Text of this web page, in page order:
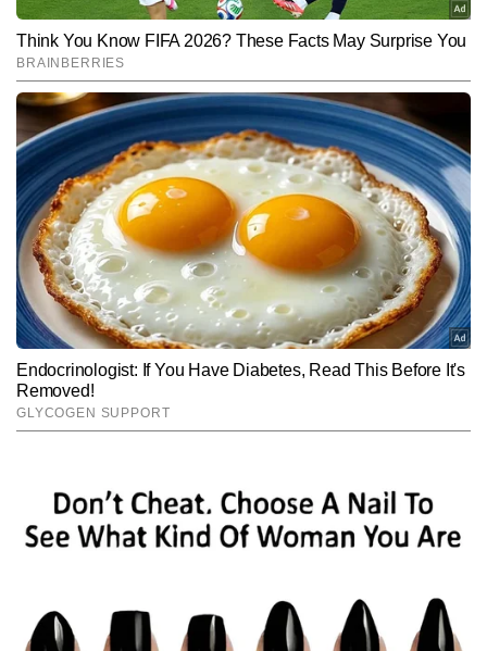
कुलदीप राघव AUTHOR
कुलदीप राघव प्रिंट और डिजिटल पत्रकारिता में 13 वर्षों से अधिक अनुभव का
रखने वाले पत्रकार हैं। टाइम्स नाउ नवभारत डिजिटल में वह एजुकेशन सेक्शन को
लीड कर रहे हैं। एजुकेशन सेक्टर की गहरी समझ और लगातार फील्ड-ओरिएंटेड
रिपोर्टिंग के कारण कुलदीप इस बीट के भरोसेमंद पत्रकारों में गिने जाते हैं। वे स्कूल
और उच्च शिक्षा, प्रतियोगी परीक्षाएं, एडमिशन और काउंसलिंग प्रोसेस, स्कॉलरशिप,
करियर गाइडेंस, जॉब अलर्ट, स्किल डेवलपमेंट और युवाओं से जुड़े सामाजिक-
शैक्षणिक मुद्दों पर तथ्यात्मक और आसान भाषा में खबरें पब्लिश करते हैं। कुलदीप ने
अब तक 18,000 से अधिक बाइलाइन स्टोरीज लिखी हैं, जिनमें कई एक्सक्लूसिव
रिपोर्ट्स, विश्लेषण, डेटा आधारित रिपोर्ट्स और एक्सप्लेनर शामिल हैं।
Follow Us:
Subscribe to our daily Newsletter!
SUBMIT